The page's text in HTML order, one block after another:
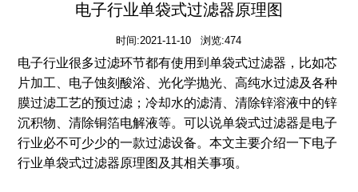
电子行业单袋式过滤器原理图
时间:2021-11-10 浏览:474
电子行业很多过滤环节都有使用到单袋式过滤器，比如芯
片加工、电子蚀刻酸浴、光化学抛光、高纯水过滤及各种
膜过滤工艺的预过滤；冷却水的滤清、清除锌溶液中的锌
沉积物、清除铜箔电解液等。可以说单袋式过滤器是电子
行业必不可少少的一款过滤设备。本文主要介绍一下电子
行业单袋式过滤器原理图及其相关事项。